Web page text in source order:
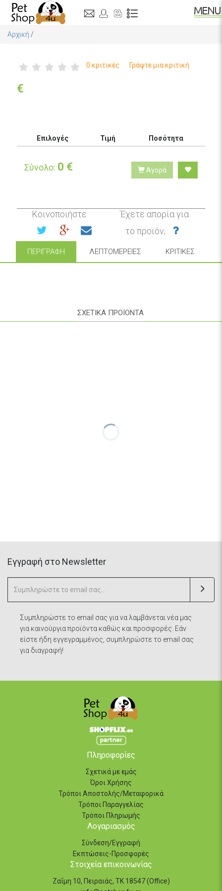
Αρχική /
0 κριτικές Γράψτε μια κριτική
€
Επιλογές Τιμή Ποσότητα
Σύνολο: 0 € Αγορά
Κοινοποιήστε
Έχετε απορία για
το προϊόν;
ΠΕΡΙΓΡΑΦΉ ΛΕΠΤΟΜΈΡΕΙΕΣ ΚΡΙΤΙΚΈΣ
ΣΧΕΤΙΚΑ ΠΡΟΪΟΝΤΑ
Eγγραφή στο Newsletter
Συμπληρώστε το email σας για να λαμβάνεται νέα μας
για καινούργια προϊόντα καθώς και προσφορές. Εάν
είστε ήδη εγγεγραμμένος, συμπληρώστε το email σας
για διαγραφή!
Πληροφορίες
Σχετικά με εμάς
Όροι Χρήσης
Τρόποι Αποστολής/Μεταφορικά
Τρόποι Παραγγελίας
Τρόποι Πληρωμής
Λογαριασμός
Σύνδεση/Εγγραφή
Εκπτώσεις-Προσφορές
Στοιχεία επικοινωνίας
Ζαΐμη 10, Πειραιάς, ΤΚ 18547 (Office)